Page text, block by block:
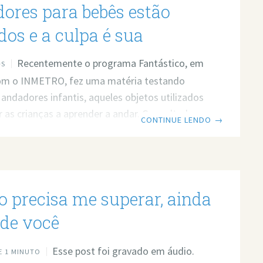
para bebês estão
e a culpa é sua
Recentemente o programa Fantástico, em
o INMETRO, fez uma matéria testando
infantis, aqueles objetos utilizados
as crianças a aprender a andar. O resultado
como informou o portal Administradores,
uma liminar que vale para
CONTINUE LENDO →
precisa me superar, ainda
você
1 MINUTO
Esse post foi gravado em áudio.